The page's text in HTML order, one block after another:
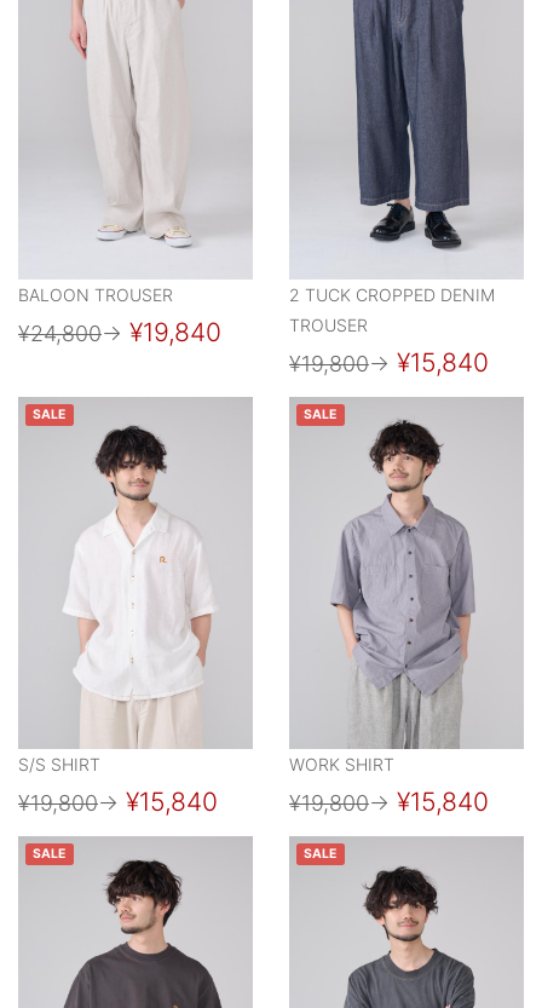
BALOON TROUSER
¥24,800→ ¥19,840
2 TUCK CROPPED DENIM
TROUSER
¥19,800→ ¥15,840
SALE
S/S SHIRT
¥19,800→ ¥15,840
SALE
WORK SHIRT
¥19,800→ ¥15,840
SALE SALE